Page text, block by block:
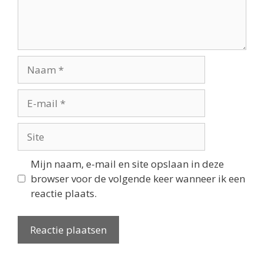
Mijn naam, e-mail en site opslaan in deze
browser voor de volgende keer wanneer ik een
reactie plaats.